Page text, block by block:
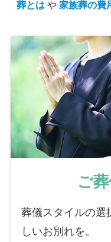
葬とはや家族葬の費
ご
葬儀スタイルの選
しいお別れを。